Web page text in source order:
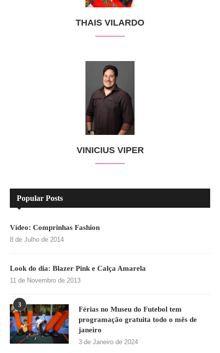
THAIS VILARDO
VINICIUS VIPER
Popular Posts
Vídeo: Comprinhas Fashion
8 de Julho de 2014
Look do dia: Blazer Pink e Calça Amarela
11 de Novembro de 2013
3
Férias no Museu do Futebol tem
programação gratuita todo o mês de
janeiro
3 de Janeiro de 2024